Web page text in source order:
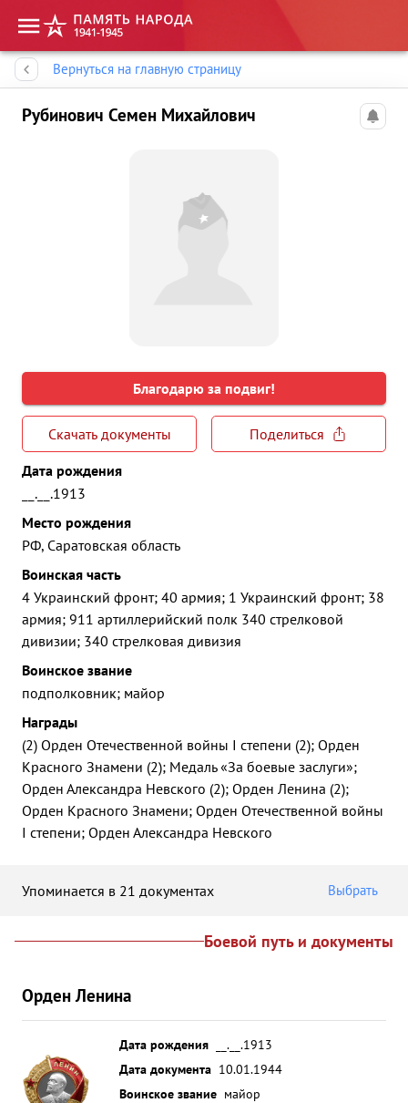
Вернуться на главную страницу
Рубинович Семен Михайлович
Благодарю за подвиг!
Скачать документы
Поделиться
Дата рождения
__.__.1913
Место рождения
РФ, Саратовская область
Воинская часть
4 Украинский фронт; 40 армия; 1 Украинский фронт; 38
армия; 911 артиллерийский полк 340 стрелковой
дивизии; 340 стрелковая дивизия
Воинское звание
подполковник; майор
Награды
(2) Орден Отечественной войны I степени (2); Орден
Красного Знамени (2); Медаль «За боевые заслуги»;
Орден Александра Невского (2); Орден Ленина (2);
Орден Красного Знамени; Орден Отечественной войны
I степени; Орден Александра Невского
Упоминается в 21 документах Выбрать
Боевой путь и документы
Орден Ленина
Дата рождения
__.__.1913
Дата документа 10.01.1944
Воинское звание майор
Память народа